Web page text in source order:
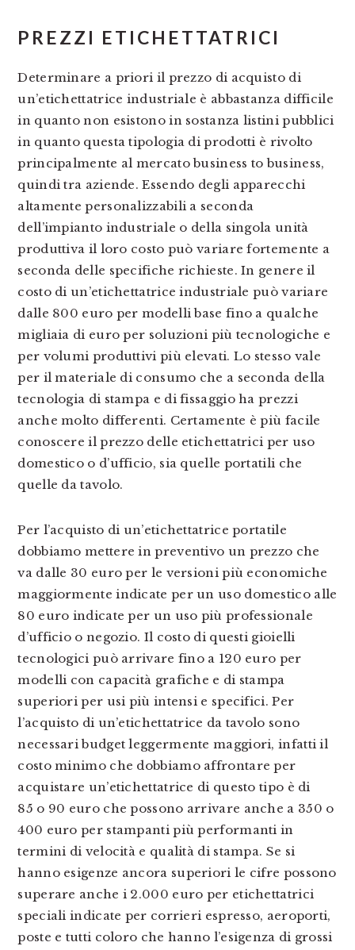
PREZZI ETICHETTATRICI
Determinare a priori il prezzo di acquisto di
un’etichettatrice industriale è abbastanza difficile
in quanto non esistono in sostanza listini pubblici
in quanto questa tipologia di prodotti è rivolto
principalmente al mercato business to business,
quindi tra aziende. Essendo degli apparecchi
altamente personalizzabili a seconda
dell’impianto industriale o della singola unità
produttiva il loro costo può variare fortemente a
seconda delle specifiche richieste. In genere il
costo di un’etichettatrice industriale può variare
dalle 800 euro per modelli base fino a qualche
migliaia di euro per soluzioni più tecnologiche e
per volumi produttivi più elevati. Lo stesso vale
per il materiale di consumo che a seconda della
tecnologia di stampa e di fissaggio ha prezzi
anche molto differenti. Certamente è più facile
conoscere il prezzo delle etichettatrici per uso
domestico o d’ufficio, sia quelle portatili che
quelle da tavolo.
Per l’acquisto di un’etichettatrice portatile
dobbiamo mettere in preventivo un prezzo che
va dalle 30 euro per le versioni più economiche
maggiormente indicate per un uso domestico alle
80 euro indicate per un uso più professionale
d’ufficio o negozio. Il costo di questi gioielli
tecnologici può arrivare fino a 120 euro per
modelli con capacità grafiche e di stampa
superiori per usi più intensi e specifici. Per
l’acquisto di un’etichettatrice da tavolo sono
necessari budget leggermente maggiori, infatti il
costo minimo che dobbiamo affrontare per
acquistare un’etichettatrice di questo tipo è di
85 o 90 euro che possono arrivare anche a 350 o
400 euro per stampanti più performanti in
termini di velocità e qualità di stampa. Se si
hanno esigenze ancora superiori le cifre possono
superare anche i 2.000 euro per etichettatrici
speciali indicate per corrieri espresso, aeroporti,
poste e tutti coloro che hanno l’esigenza di grossi